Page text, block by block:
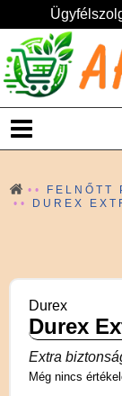
FELNŐTT
DUREX
Durex
Durex
Extra
Még nincs